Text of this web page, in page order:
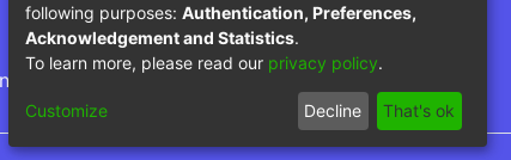
por parte del Ministerio de Educación
following purposes: Authentication, Preferences,
Acknowledgement and Statistics.
To learn more, please read our privacy policy.
Customize Decline That's ok